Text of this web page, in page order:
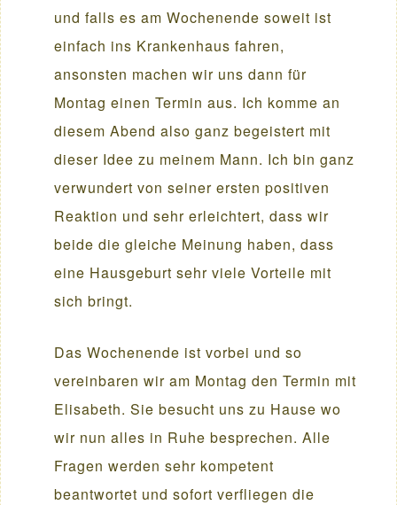
und falls es am Wochenende soweit ist
einfach ins Krankenhaus fahren,
ansonsten machen wir uns dann für
Montag einen Termin aus. Ich komme an
diesem Abend also ganz begeistert mit
dieser Idee zu meinem Mann. Ich bin ganz
verwundert von seiner ersten positiven
Reaktion und sehr erleichtert, dass wir
beide die gleiche Meinung haben, dass
eine Hausgeburt sehr viele Vorteile mit
sich bringt.
Das Wochenende ist vorbei und so
vereinbaren wir am Montag den Termin mit
Elisabeth. Sie besucht uns zu Hause wo
wir nun alles in Ruhe besprechen. Alle
Fragen werden sehr kompetent
beantwortet und sofort verfliegen die